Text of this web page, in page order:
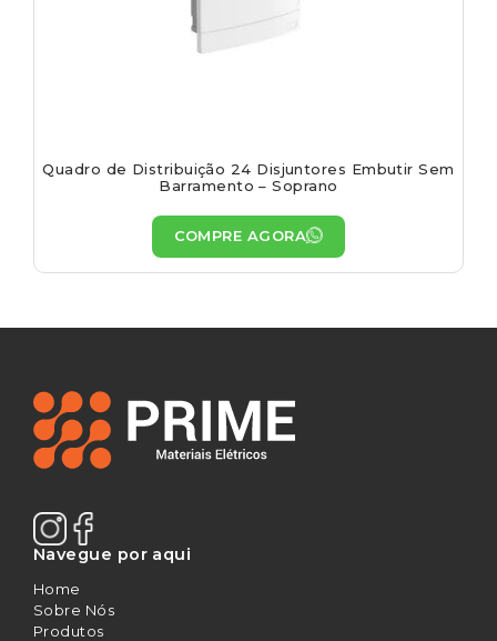
Quadro de Distribuição 24 Disjuntores Embutir Sem
Barramento – Soprano
COMPRE AGORA
Navegue por aqui
Home
Sobre Nós
Produtos